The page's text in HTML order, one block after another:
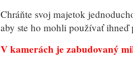
Chráňte svoj majetok
aby ste ho mohli používať ihneď
V kamerách je zabudovaný